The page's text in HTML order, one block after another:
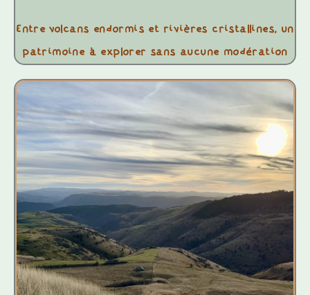
Entre volcans endormis et rivières cristallines, un
patrimoine à explorer sans aucune modération